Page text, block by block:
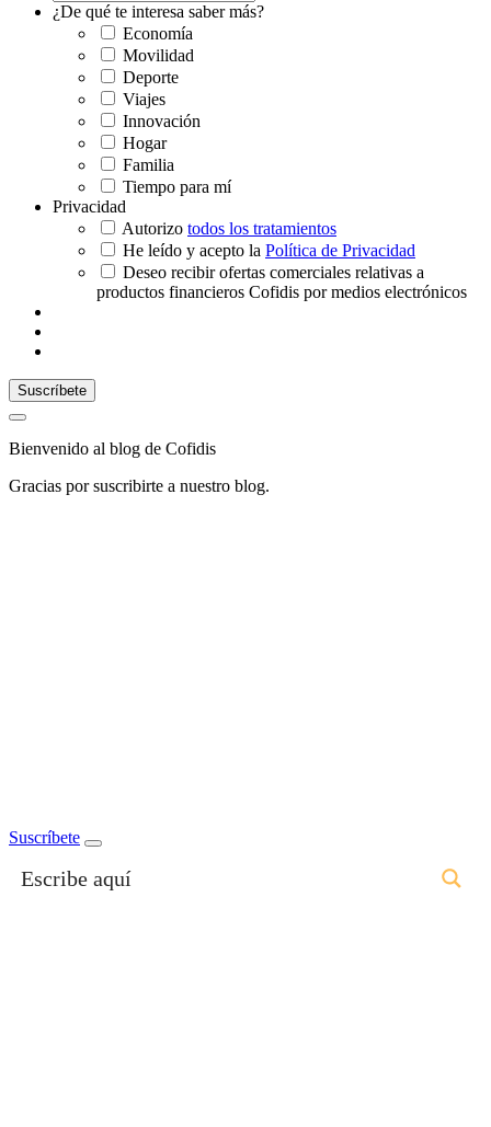
¿De qué te interesa saber más?
Economía
Movilidad
Deporte
Viajes
Innovación
Hogar
Familia
Tiempo para mí
Privacidad
Autorizo todos los tratamientos
He leído y acepto la Política de Privacidad
Deseo recibir ofertas comerciales relativas a
productos financieros Cofidis por medios electrónicos
Bienvenido al blog de Cofidis
Gracias por suscribirte a nuestro blog.
Suscríbete